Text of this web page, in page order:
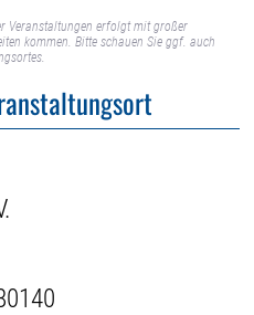
Veranstaltungen erfolgt mit großer
kommen. Bitte schauen Sie ggf. auch